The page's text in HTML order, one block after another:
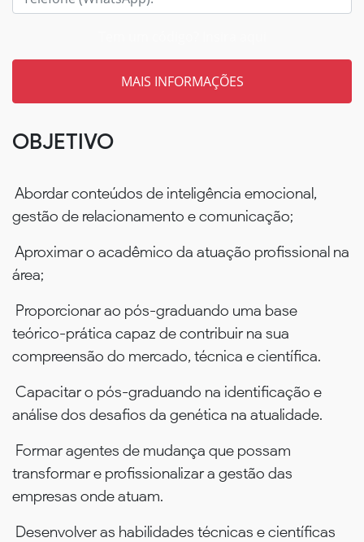
OBJETIVO
Abordar conteúdos de inteligência emocional,
gestão de relacionamento e comunicação;
Aproximar o acadêmico da atuação profissional na
área;
Proporcionar ao pós-graduando uma base
teórico-prática capaz de contribuir na sua
compreensão do mercado, técnica e científica.
Capacitar o pós-graduando na identificação e
análise dos desafios da genética na atualidade.
Formar agentes de mudança que possam
transformar e profissionalizar a gestão das
empresas onde atuam.
Desenvolver as habilidades técnicas e científicas